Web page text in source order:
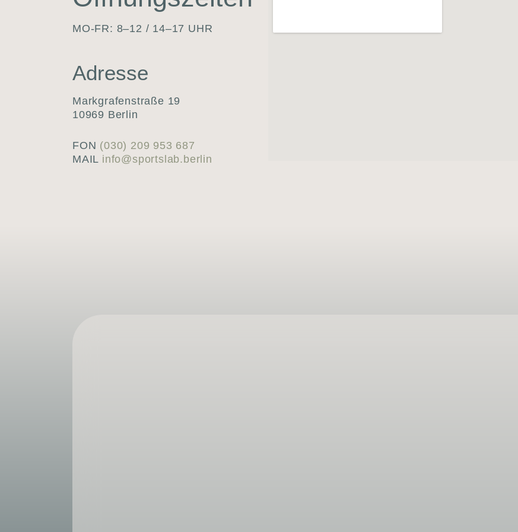
MO-FR: 8–12 / 14–17 UHR
Adres­se
Mark­gra­fen­stra­ße 19
10969 Ber­lin
FON (030) 209 953 687
MAIL info@sportslab.berlin